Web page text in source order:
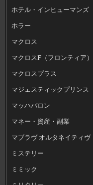
ホテル・インヒューマンズ
ホラー
マクロス
マクロスF（フロンティア）
マクロスプラス
マジェスティックプリンス
マッハバロン
マネー・資産・副業
マブラヴ オルタネイティヴ
ミステリー
ミミック